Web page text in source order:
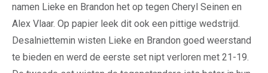
namen Lieke en Brandon het op tegen Cheryl Seinen en
Alex Vlaar. Op papier leek dit ook een pittige wedstrijd.
Desalniettemin wisten Lieke en Brandon goed weerstand
te bieden en werd de eerste set nipt verloren met 21-19.